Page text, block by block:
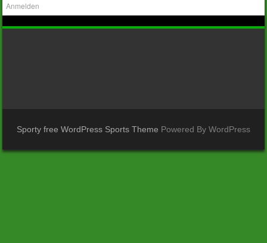
Anmelden
Sporty free WordPress Sports Theme Powered By WordPress